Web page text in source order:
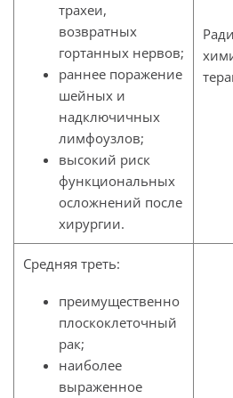
трахеи,
возвратных
гортанных нервов;
раннее поражение
шейных и
надключичных
лимфоузлов;
высокий риск
функциональных
осложнений после
хирургии.
Средняя треть:
преимущественно
плоскоклеточный
рак;
наиболее
выраженное